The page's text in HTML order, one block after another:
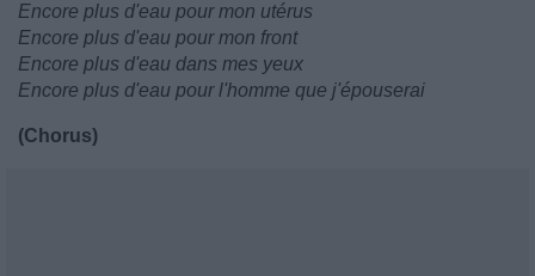
Encore plus d'eau pour mon utérus
Encore plus d'eau pour mon front
Encore plus d'eau dans mes yeux
Encore plus d'eau pour l'homme que j'épouserai
(Chorus)